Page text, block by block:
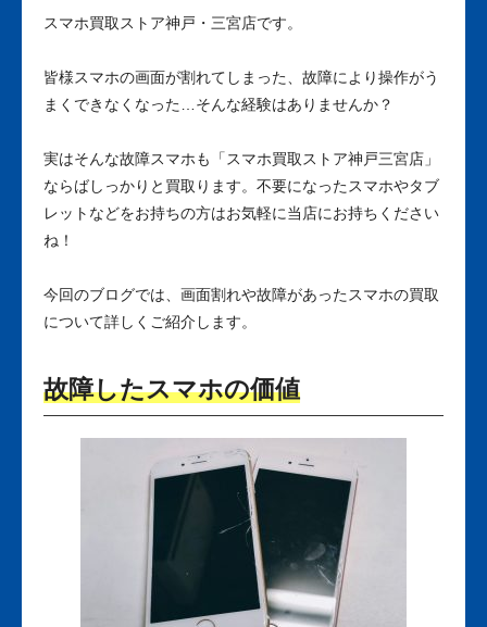
スマホ買取ストア神戸・三宮店です。
皆様スマホの画面が割れてしまった、故障により操作がう
まくできなくなった…そんな経験はありませんか？
実はそんな故障スマホも「スマホ買取ストア神戸三宮店」
ならばしっかりと買取ります。不要になったスマホやタブ
レットなどをお持ちの方はお気軽に当店にお持ちください
ね！
今回のブログでは、画面割れや故障があったスマホの買取
について詳しくご紹介します。
故障したスマホの価値